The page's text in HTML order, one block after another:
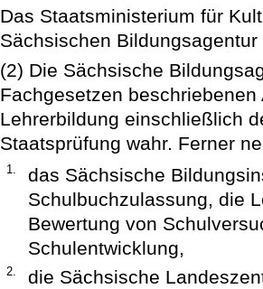
Das Staatsministerium für
Sächsischen
(2) Die Sächsische
Fachgesetzen
Lehrerbildung einschließlich
Staatsprüfung wahr. Ferner
1.
das Sächsische
Schulbuchzulassung, die
Bewertung von
Schulentwicklung,
2.
die Sächsische